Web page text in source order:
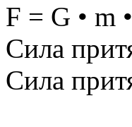
F = G • m
Сила
Сила